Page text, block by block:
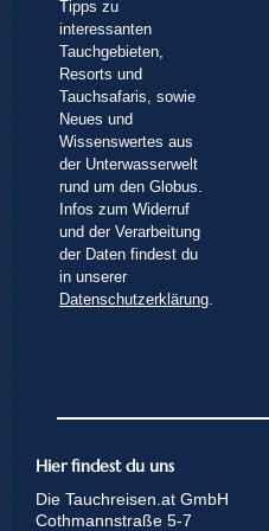
Tipps zu
interessanten
Tauchgebieten,
Resorts und
Tauchsafaris, sowie
Neues und
Wissenswertes aus
der Unterwasserwelt
rund um den Globus.
Infos zum Widerruf
und der Verarbeitung
der Daten findest du
in unserer
Datenschutzerklärung
Hier findest du uns
Die Tauchreisen.at GmbH
Cothmannstraße 5-7